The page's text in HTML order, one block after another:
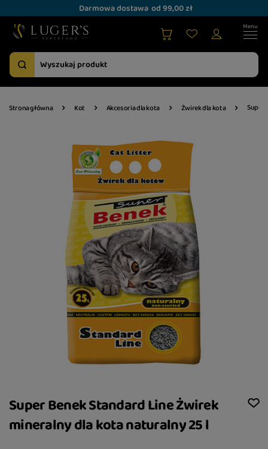
Darmowa dostawa od 99,00 zł
Strona główna Kot Akcesoria dla kota Żwirek dla kota Super
Super Benek Standard Line Żwirek
mineralny dla kota naturalny 25 l